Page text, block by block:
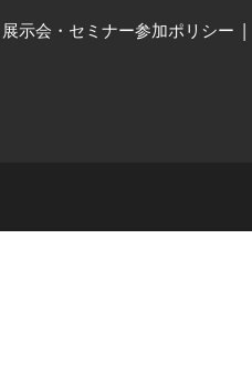
展示会・セミナー参加ポリシー